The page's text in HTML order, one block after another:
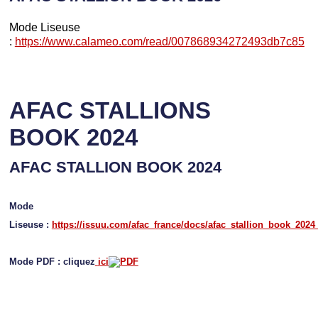
Mode Liseuse
: https://www.calameo.com/read/007868934272493db7c85
AFAC STALLIONS
BOOK 2024
AFAC STALLION BOOK 2024
Mode
Liseuse : https://issuu.com/afac_france/docs/
Mode PDF : cliquez ici